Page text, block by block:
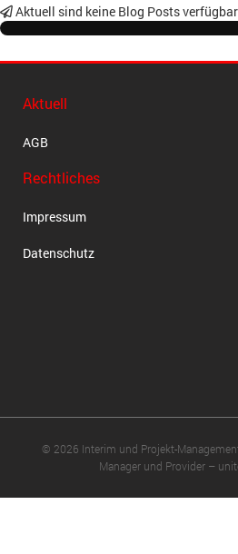
Aktuell sind keine Blog Posts verfügbar
Aktuell
AGB
Rechtliches
Impressum
Datenschutz
© 2026 Interim und Projekt-
Manager und Provider –